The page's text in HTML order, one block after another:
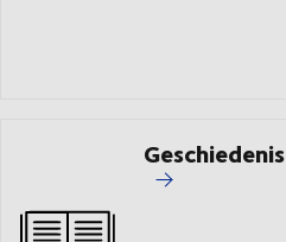
Geschiedenis